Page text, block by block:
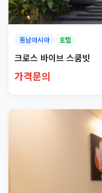
동남아시아 호텔
크로스 바이브 스쿰빗
가격문의